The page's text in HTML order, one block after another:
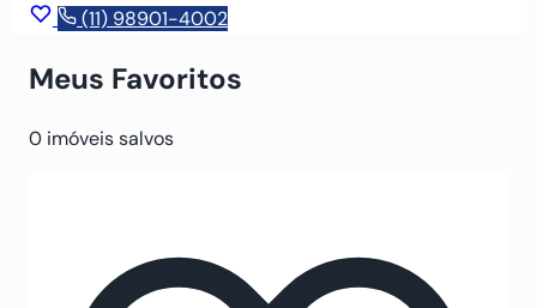
(11) 98901-4002
Meus Favoritos
0 imóveis salvos